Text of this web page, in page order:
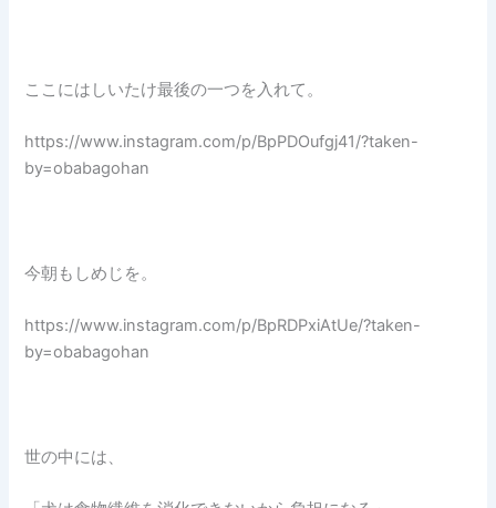
ここにはしいたけ最後の一つを入れて。
https://www.instagram.com/p/BpPDOufgj41/?taken-
by=obabagohan
今朝もしめじを。
https://www.instagram.com/p/BpRDPxiAtUe/?taken-
by=obabagohan
世の中には、